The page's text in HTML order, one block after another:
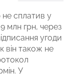
не сплатив у
млн грн, через
угоди
він також не
У